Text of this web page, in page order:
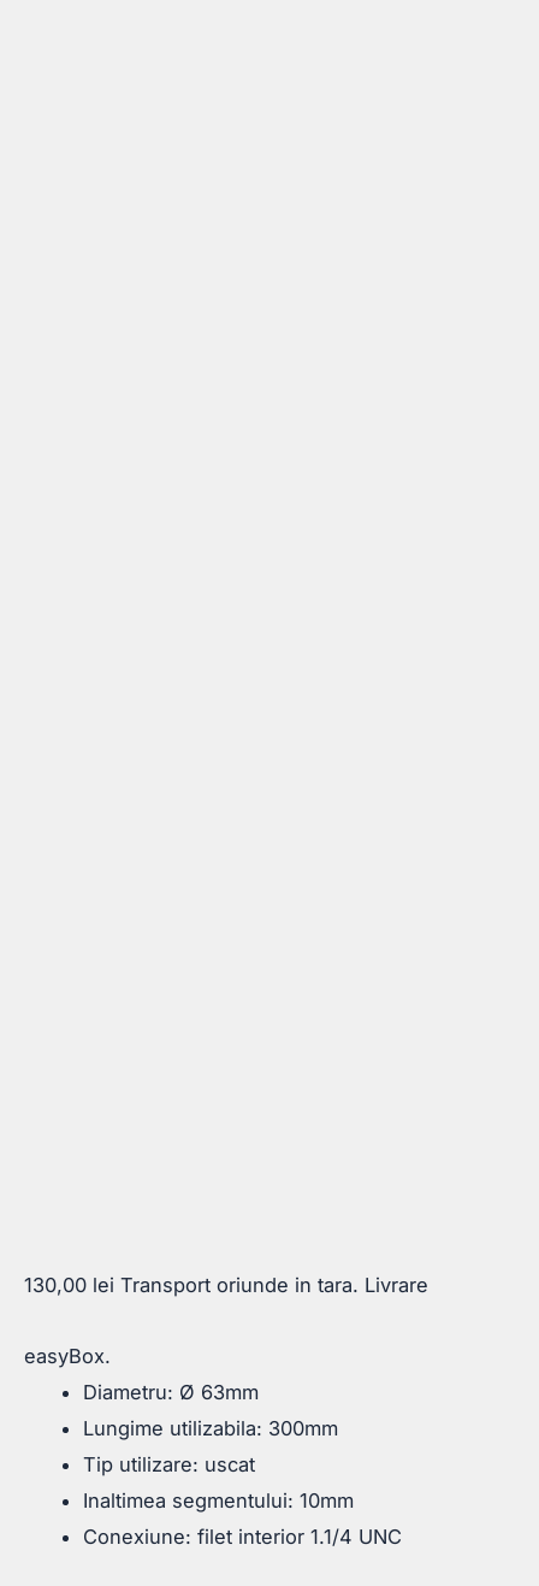
130,00 lei Transport oriunde in tara. Livrare
easyBox.
Diametru: Ø 63mm
Lungime utilizabila: 300mm
Tip utilizare: uscat
Inaltimea segmentului: 10mm
Conexiune: filet interior 1.1/4 UNC